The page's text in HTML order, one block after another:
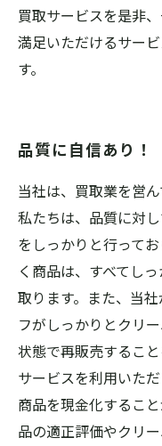
買取サービスを是非
満足いただけるサー
す。
品質に自信あり！
当社は、買取業を営
私たちは、品質に対
をしっかりと行って
く商品は、すべてし
取ります。また、当
フがしっかりとクリ
状態で再販売するこ
サービスを利用いた
商品を現金化するこ
品の適正評価やクリ